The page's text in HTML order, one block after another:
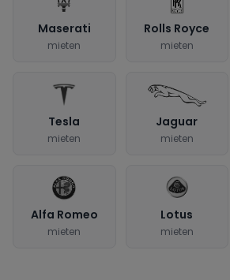
Maserati
mieten
Rolls Royce
mieten
Tesla
mieten
Jaguar
mieten
Alfa Romeo
mieten
Lotus
mieten